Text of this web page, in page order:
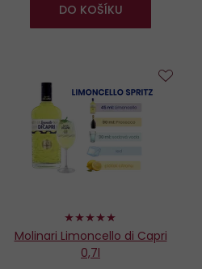
DO KOŠÍKU
98%
Molinari Limoncello di Capri
0,7l